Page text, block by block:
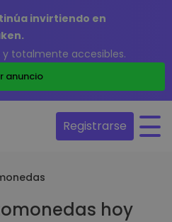
invirtiendo en
y totalmente accesibles.
anuncio
Registrarse
hoy